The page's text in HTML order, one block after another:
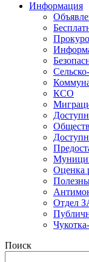
Информация
КСО
Оценка
Отдел
Поиск